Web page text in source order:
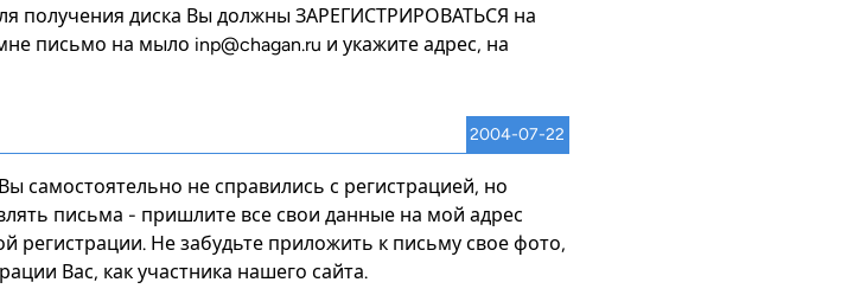
получения диска Вы должны ЗАРЕГИСТРИРОВАТЬСЯ на
письмо на мыло inp@chagan.ru и укажите адрес, на
2004-07-22
самостоятельно не справились с регистрацией, но
письма - пришлите все свои данные на мой адрес
регистрации. Не забудьте приложить к письму свое фото,
Вас, как участника нашего сайта.